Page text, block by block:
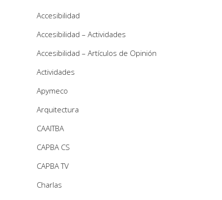
Accesibilidad
Accesibilidad – Actividades
Accesibilidad – Artículos de Opinión
Actividades
Apymeco
Arquitectura
CAAITBA
CAPBA CS
CAPBA TV
Charlas